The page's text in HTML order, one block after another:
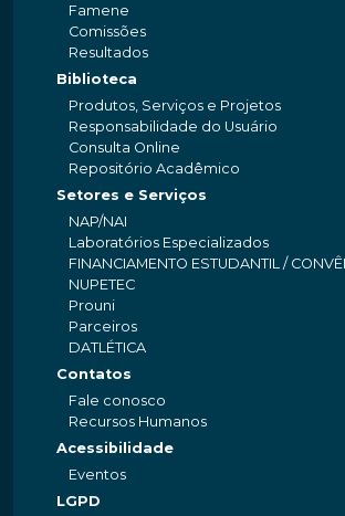
Famene
Comissões
Resultados
Biblioteca
Produtos, Serviços e Projetos
Responsabilidade do Usuário
Consulta Online
Repositório Acadêmico
Setores e Serviços
NAP/NAI
Laboratórios Especializados
FINANCIAMENTO ESTUDANTIL /
NUPETEC
Prouni
Parceiros
DATLÉTICA
Contatos
Fale conosco
Recursos Humanos
Acessibilidade
Eventos
LGPD